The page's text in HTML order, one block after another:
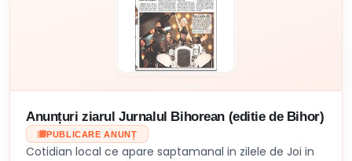
Anunțuri ziarul Jurnalul Bihorean (editie de Bihor)
PUBLICARE ANUNȚ
Cotidian local ce apare saptamanal in zilele de Joi in